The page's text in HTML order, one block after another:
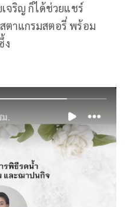
จริญ ก็ได้ช่วยแชร์
ตาแกรมสตอรี่ พร้อม
ง